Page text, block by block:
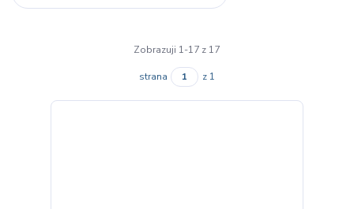
Zobrazuji 1-17 z 17
strana z 1